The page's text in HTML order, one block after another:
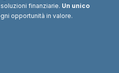
finanziarie. Un unico
opportunità in valore.